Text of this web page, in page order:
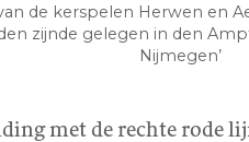
de kerspelen Herwen en
zijnde gelegen in den
Nijmegen’
met de rechte rode